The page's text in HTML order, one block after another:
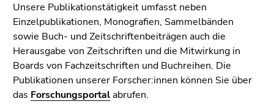
Unsere Publikationstätigkeit umfasst neben
Einzelpublikationen, Monografien, Sammelbänden
sowie Buch- und Zeitschriftenbeiträgen auch die
Herausgabe von Zeitschriften und die Mitwirkung in
Boards von Fachzeitschriften und Buchreihen. Die
Publikationen unserer Forscher:innen können Sie über
das Forschungsportalabrufen.